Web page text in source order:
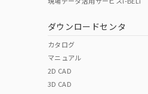
ダウンロードセンタ
カタログ
マニュアル
2D CAD
3D CAD